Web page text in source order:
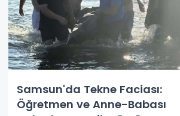
Samsun'da Tekne Faciası:
Öğretmen ve Anne-Babası